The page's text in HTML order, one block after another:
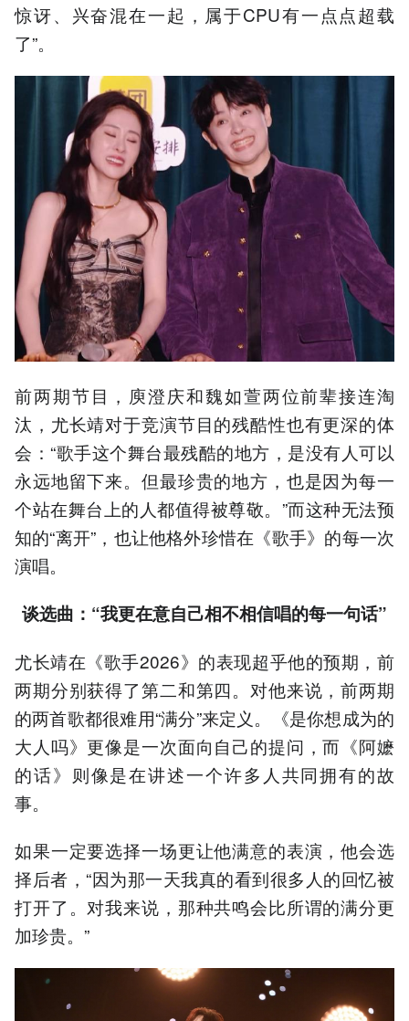
惊讶、兴奋混在一起，属于CPU有一点点超载
了”。
前两期节目，庾澄庆和魏如萱两位前辈接连淘
汰，尤长靖对于竞演节目的残酷性也有更深的体
会：“歌手这个舞台最残酷的地方，是没有人可以
永远地留下来。但最珍贵的地方，也是因为每一
个站在舞台上的人都值得被尊敬。”而这种无法预
知的“离开”，也让他格外珍惜在《歌手》的每一次
演唱。
谈选曲：“我更在意自己相不相信唱的每一句话”
尤长靖在《歌手2026》的表现超乎他的预期，前
两期分别获得了第二和第四。对他来说，前两期
的两首歌都很难用“满分”来定义。《是你想成为的
大人吗》更像是一次面向自己的提问，而《阿嬷
的话》则像是在讲述一个许多人共同拥有的故
事。
如果一定要选择一场更让他满意的表演，他会选
择后者，“因为那一天我真的看到很多人的回忆被
打开了。对我来说，那种共鸣会比所谓的满分更
加珍贵。”